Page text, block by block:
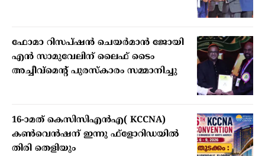
ഫോമാ റിസപ്ഷന്‍ ചെയര്‍മാന്‍ ജോയി
എന്‍ സാമുവേലിന് ലൈഫ് ടൈം
അച്ചീവ്‌മെന്റ് പുരസ്‌കാരം സമ്മാനിച്ചു
16-ാമത് കെസിസിഎന്‍എ( KCCNA)
കണ്‍വെന്‍ഷന് ഇന്നു ഫ്‌ളോറിഡയില്‍
തിരി തെളിയും